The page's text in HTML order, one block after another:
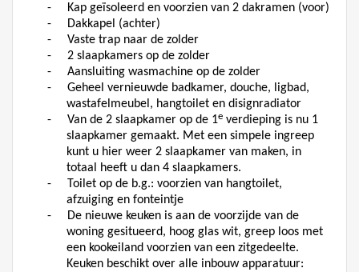
-
Kap geïsoleerd en voorzien van 2 dakramen (voor)
-
Dakkapel (achter)
-
Vaste trap naar de zolder
-
2 slaapkamers op de zolder
-
Aansluiting wasmachine op de zolder
-
Geheel vernieuwde badkamer, douche, ligbad,
wastafelmeubel, hangtoilet en disignradiator
-
Van de 2 slaapkamer op de 1e verdieping is nu 1
slaapkamer gemaakt. Met een simpele ingreep
kunt u hier weer 2 slaapkamer van maken, in
totaal heeft u dan 4 slaapkamers.
-
Toilet op de b.g.: voorzien van hangtoilet,
afzuiging en fonteintje
-
De nieuwe keuken is aan de voorzijde van de
woning gesitueerd, hoog glas wit, greep loos met
een kookeiland voorzien van een zitgedeelte.
Keuken beschikt over alle inbouw apparatuur: